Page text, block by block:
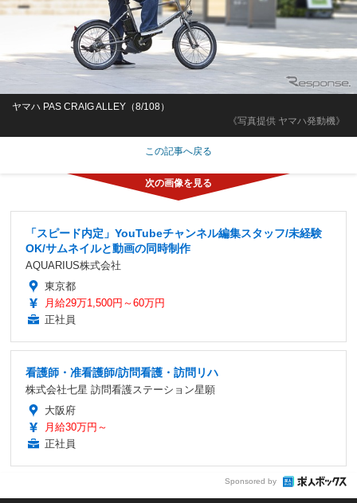
《写真提供 ヤマハ発動機》
ヤマハ PAS CRAIG ALLEY（8/108）
この記事へ戻る
「スピード内定」YouTubeチャンネル編集スタッフ/未経験
OK/サムネイルと動画の同時制作
AQUARIUS株式会社
東京都
月給29万1,500円～60万円
正社員
看護師・准看護師/訪問看護・訪問リハ
株式会社七星 訪問看護ステーション星願
大阪府
月給30万円～
正社員
Sponsored by